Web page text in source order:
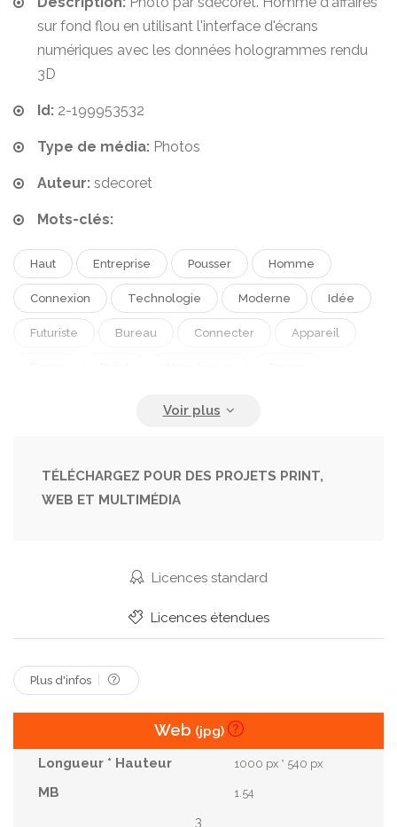
sur fond flou en utilisant l'interface d'écrans
numériques avec les données hologrammes rendu
3D
Id: 2-199953532
Type de média: Photos
Auteur: sdecoret
Mots-clés:
Haut Entreprise Pousser Homme
Connexion Technologie Moderne Idée
Futuriste Bureau Connecter Appareil
Réseau
Médias Virtuel Cyberespace Analyse
Graphique Sélectionner
Application Piratage
Briefing Rendu 3d
TÉLÉCHARGEZ POUR DES PROJETS PRINT,
WEB ET MULTIMÉDIA
Licences standard
Licences étendues
Plus d'infos
Web (jpg)
1000 px * 540 px
1.54
3